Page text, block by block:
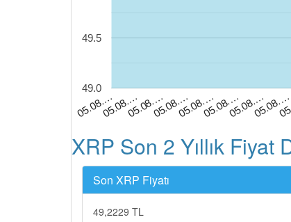
05.08.…05.08.…05.08.…05.08.…05.08.…05.08.…05.08.…05.08.…
49.0
49.5
XRP Son 2 Yıllık Fiyat
Son XRP Fiyatı
49,2229 TL